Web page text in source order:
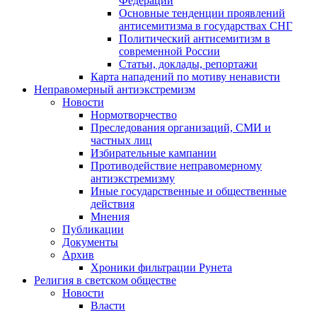
Основные тенденции проявлений
антисемитизма в государствах СНГ
Политический антисемитизм в
современной России
Статьи, доклады, репортажи
Карта нападений по мотиву ненависти
Неправомерный антиэкстремизм
Новости
Нормотворчество
Преследования организаций, СМИ и
частных лиц
Избирательные кампании
Противодействие неправомерному
антиэкстремизму
Иные государственные и общественные
действия
Мнения
Публикации
Документы
Архив
Хроники фильтрации Рунета
Религия в светском обществе
Новости
Власти